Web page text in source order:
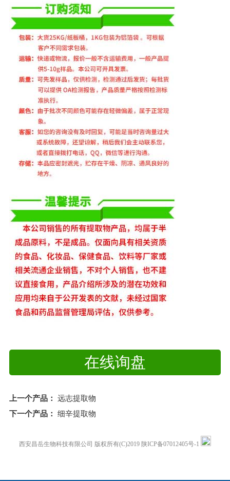
在线询盘
上一个产品： 远志提取物
下一个产品： 细辛提取物
西安昌岳生物科技有限公司 版权所有(C)2019 陕ICP备07012405号-1